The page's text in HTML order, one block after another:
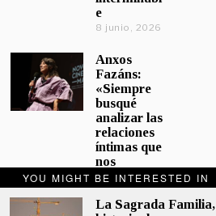
YOU MIGHT BE INTERESTED IN
La Sagrada Familia,
e
8 junio, 2026
Anxos
Fazáns:
«Siempre
busqué
analizar las
relaciones
íntimas que
nos
afectan»
5 junio, 2026